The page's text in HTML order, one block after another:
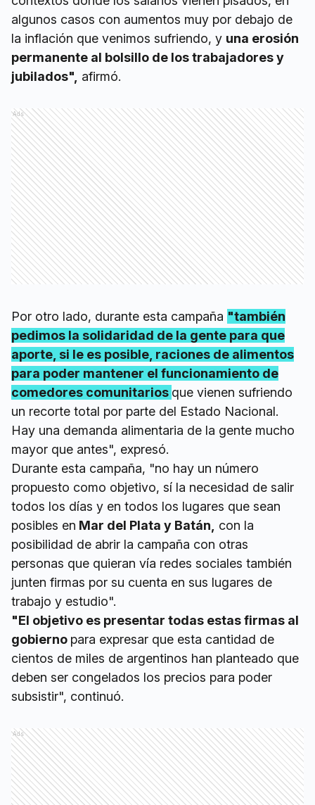
algunos casos con aumentos muy por debajo de
la inflación que venimos sufriendo, y una erosión
permanente al bolsillo de los trabajadores y
jubilados", afirmó.
Ads
Por otro lado, durante esta campaña "también
pedimos la solidaridad de la gente para que
aporte, si le es posible, raciones de alimentos
para poder mantener el funcionamiento de
comedores comunitarios que vienen sufriendo
un recorte total por parte del Estado Nacional.
Hay una demanda alimentaria de la gente mucho
mayor que antes", expresó.
Durante esta campaña, "no hay un número
propuesto como objetivo, sí la necesidad de salir
todos los días y en todos los lugares que sean
posibles en Mar del Plata y Batán,
con la
posibilidad de abrir la campaña con otras
personas que quieran vía redes sociales también
junten firmas por su cuenta en sus lugares de
trabajo y estudio".
"El objetivo es presentar todas estas firmas al
gobierno para expresar que esta cantidad de
cientos de miles de argentinos han planteado que
deben ser congelados los precios para poder
subsistir", continuó.
Ads